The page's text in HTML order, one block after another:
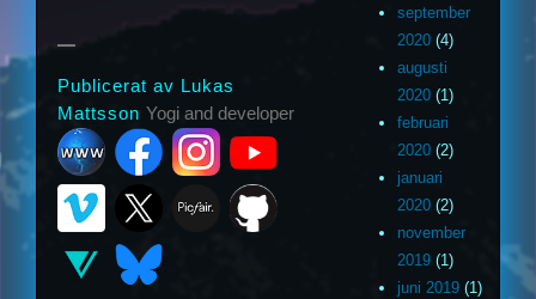
Publicerat av Lukas
Mattsson Yogi and developer
september
2020(4)
augusti
2020(1)
februari
2020(2)
januari
2020(2)
november
2019(1)
juni 2019(1)